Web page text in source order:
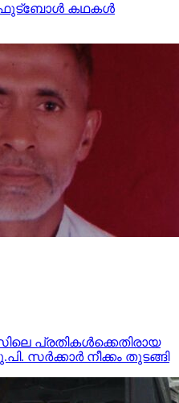
ഫുട്ബോൾ കഥകൾ
പ്രതികള്‍ക്കെതിരായ
സര്‍ക്കാര്‍ നീക്കം തുടങ്ങി